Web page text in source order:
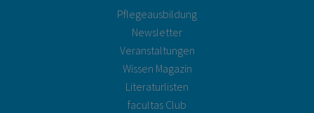
Pflegeausbildung
Newsletter
Veranstaltungen
Wissen Magazin
Literaturlisten
facultas Club